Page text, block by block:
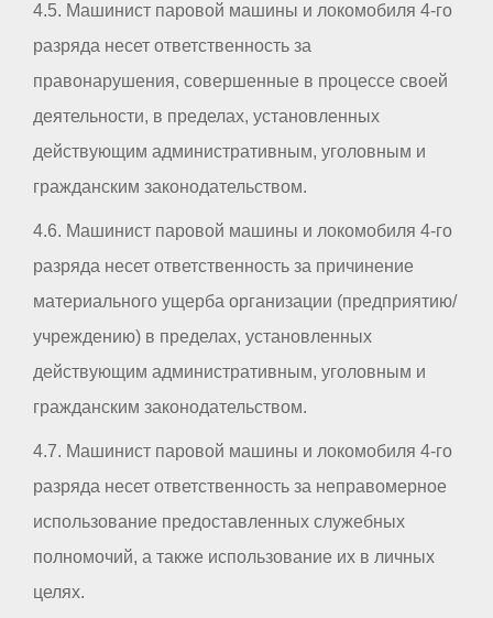
4.5. Машинист паровой машины и локомобиля 4-го
разряда несет ответственность за
правонарушения, совершенные в процессе своей
деятельности, в пределах, установленных
действующим административным, уголовным и
гражданским законодательством.
4.6. Машинист паровой машины и локомобиля 4-го
разряда несет ответственность за причинение
материального ущерба организации (предприятию/
учреждению) в пределах, установленных
действующим административным, уголовным и
гражданским законодательством.
4.7. Машинист паровой машины и локомобиля 4-го
разряда несет ответственность за неправомерное
использование предоставленных служебных
полномочий, а также использование их в личных
целях.